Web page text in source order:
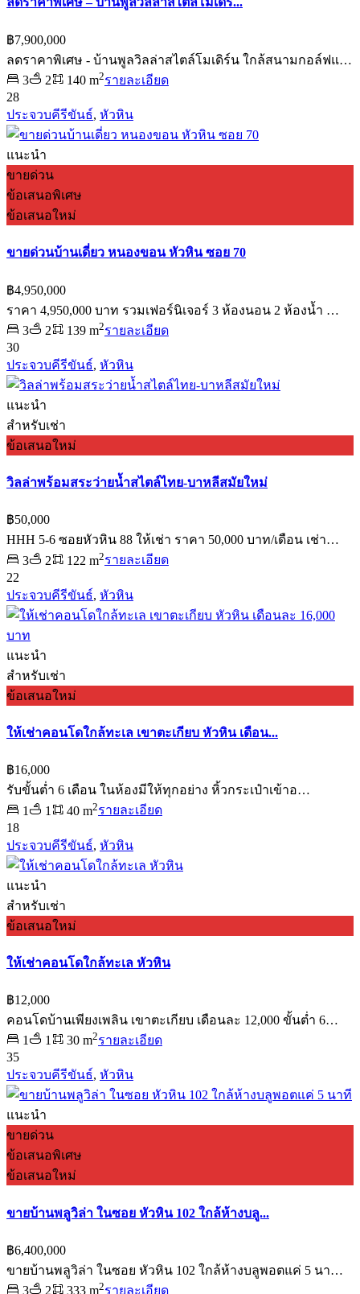
฿7,900,000
ลดราคาพิเศษ - บ้านพูลวิลล่าสไตล์โมเดิร์น ใกล้สนามกอล์ฟแ…
3
2 140 m2รายละเอียด
28
ประจวบคีรีขันธ์, หัวหิน
แนะนำ
ขายด่วน
ข้อเสนอพิเศษ
ข้อเสนอใหม่
ขายด่วนบ้านเดี่ยว หนองขอน หัวหิน ซอย 70
฿4,950,000
ราคา 4,950,000 บาท รวมเฟอร์นิเจอร์ 3 ห้องนอน 2 ห้องน้ำ …
3
2 139 m2รายละเอียด
30
ประจวบคีรีขันธ์, หัวหิน
แนะนำ
สำหรับเช่า
ข้อเสนอใหม่
วิลล่าพร้อมสระว่ายน้ำสไตล์ไทย-บาหลีสมัยใหม่
฿50,000
HHH 5-6 ซอยหัวหิน 88 ให้เช่า ราคา 50,000 บาท/เดือน เช่า…
3
2 122 m2รายละเอียด
22
ประจวบคีรีขันธ์, หัวหิน
แนะนำ
สำหรับเช่า
ข้อเสนอใหม่
ให้เช่าคอนโดใกล้ทะเล เขาตะเกียบ หัวหิน เดือน...
฿16,000
รับขั้นต่ำ 6 เดือน ในห้องมีให้ทุกอย่าง หิ้วกระเป๋าเข้าอ…
1
1 40 m2รายละเอียด
18
ประจวบคีรีขันธ์, หัวหิน
แนะนำ
สำหรับเช่า
ข้อเสนอใหม่
ให้เช่าคอนโดใกล้ทะเล หัวหิน
฿12,000
คอนโดบ้านเพียงเพลิน เขาตะเกียบ เดือนละ 12,000 ขั้นต่ำ 6…
1
1 30 m2รายละเอียด
35
ประจวบคีรีขันธ์, หัวหิน
แนะนำ
ขายด่วน
ข้อเสนอพิเศษ
ข้อเสนอใหม่
ขายบ้านพลูวิล่า ในซอย หัวหิน 102 ใกล้ห้างบลู...
฿6,400,000
ขายบ้านพลูวิล่า ในซอย หัวหิน 102 ใกล้ห้างบลูพอตแค่ 5 นา…
3
2 333 m2รายละเอียด